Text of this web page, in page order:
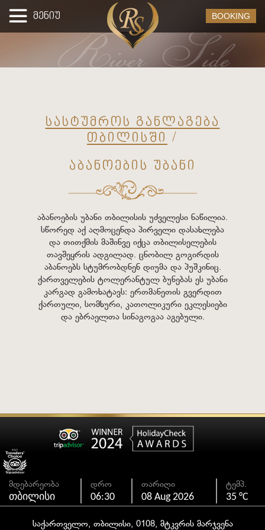
მენიუ BOOKING
სასტუმროს განლაგება
თბილისში /
აბანოების უბანი
აბანოების უბანი თბილისის უძველესი ნაწილია.
სწორედ აქ აღმოცენდა პირველი დასახლება
და თითქმის მაშინვე იქცა თბილისელების
თავშეყრის ადგილად. ცნობილ გოგირდის
აბანოებს სტუმრობდნენ დიუმა და პუშკინიც.
ქართველების ტოლერანტულ ბუნებას ეს უბანი
კარგად გამოხატავს: ერთმანეთის გვერდით
ქართული, სომხური, კათოლიკური ეკლესიები
და ებრაელთა სინაგოგაა აგებული.
მდებარეობა
თბილისი
დრო
06:30
თარიღი
08 Aug 2026
ტემპ.
35 °C
საქართველო, თბილისი, 0108, მტკვრის მარჯვენა